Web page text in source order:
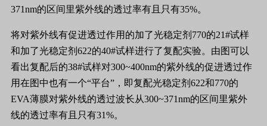
371nm的区间里紫外线的透过率有且只有35%。
将对紫外线有促进透过作用的加了光稳定剂770的21#试样
和加了光稳定剂622的40#试样进行了复配实验。由图可以
看出复配后的38#试样对300~400nm的紫外线的促进透过作
用在图中也有一个“平台”，即复配光稳定剂622和770的
EVA薄膜对紫外线的透过波长从300~371nm的区间里紫外
线的透过率有且只有31%。